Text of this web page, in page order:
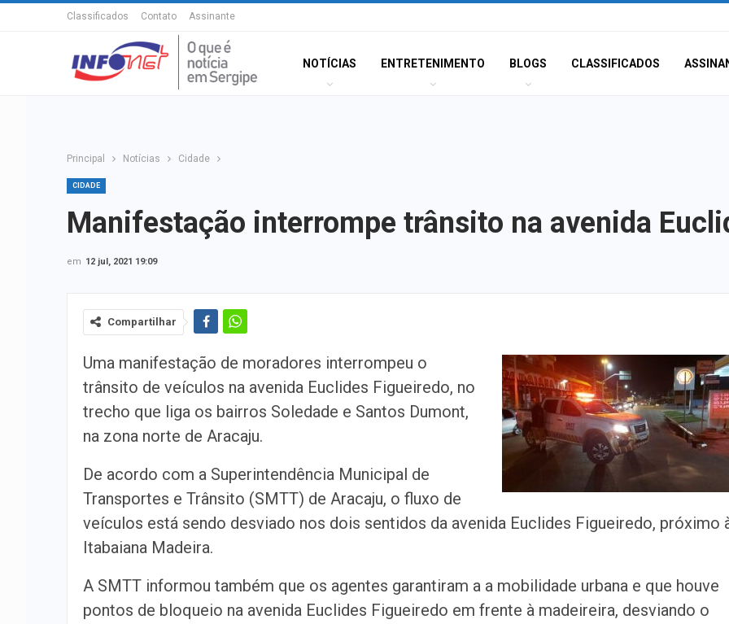
Classificados Contato Assinante
NOTÍCIAS ENTRETENIMENTO BLOGS CLASSIFICADOS
Principal Notícias Cidade
CIDADE
Manifestação interrompe trânsito na avenida
em 12 jul, 2021 19:09
Compartilhar
Uma manifestação de moradores interrompeu o
trânsito de veículos na avenida Euclides Figueiredo, no
trecho que liga os bairros Soledade e Santos Dumont,
na zona norte de Aracaju.
De acordo com a Superintendência Municipal de
Transportes e Trânsito (SMTT) de Aracaju, o fluxo de
veículos está sendo desviado nos dois sentidos da avenida Euclides Figueiredo, próximo
Itabaiana Madeira.
A SMTT informou também que os agentes garantiram a a mobilidade urbana e que houve
pontos de bloqueio na avenida Euclides Figueiredo em frente à madeireira, desviando o
Plano de
apresentado a
da Zona de
Anvisa proíbe
sem registro que
prometiam
emagrecimento
advogada usar
Aracaju amplia
contra gripe
acima de seis…